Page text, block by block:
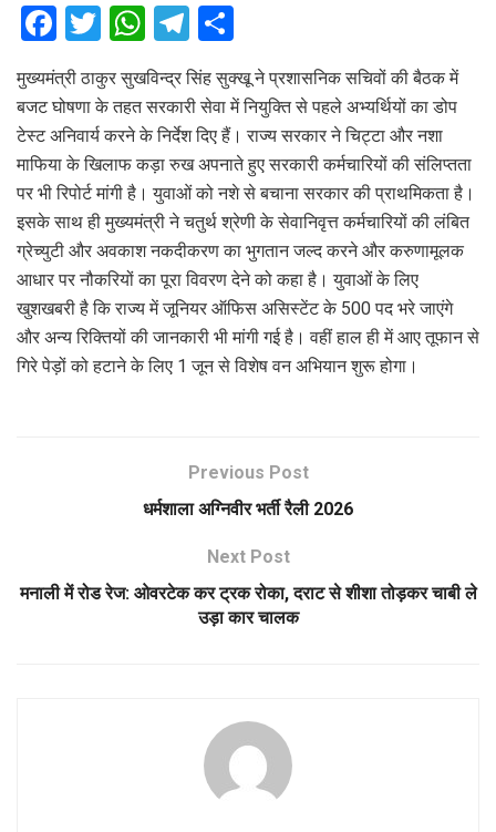
F
a
ce
b
o
o
k
T
tt
er
W
h
at
s
A
p
p
T
el
e
gr
a
m
ar
e
मुख्यमंत्री ठाकुर सुखविन्द्र सिंह सुक्खू ने प्रशासनिक सचिवों की बैठक में
बजट घोषणा के तहत सरकारी सेवा में नियुक्ति से पहले अभ्यर्थियों का डोप
टेस्ट अनिवार्य करने के निर्देश दिए हैं। राज्य सरकार ने चिट्टा और नशा
माफिया के खिलाफ कड़ा रुख अपनाते हुए सरकारी कर्मचारियों की संलिप्तता
पर भी रिपोर्ट मांगी है। युवाओं को नशे से बचाना सरकार की प्राथमिकता है।
इसके साथ ही मुख्यमंत्री ने चतुर्थ श्रेणी के सेवानिवृत्त कर्मचारियों की लंबित
ग्रेच्युटी और अवकाश नकदीकरण का भुगतान जल्द करने और करुणामूलक
आधार पर नौकरियों का पूरा विवरण देने को कहा है। युवाओं के लिए
खुशखबरी है कि राज्य में जूनियर ऑफिस असिस्टेंट के 500 पद भरे जाएंगे
और अन्य रिक्तियों की जानकारी भी मांगी गई है। वहीं हाल ही में आए तूफान से
गिरे पेड़ों को हटाने के लिए 1 जून से विशेष वन अभियान शुरू होगा।
Previous Post
धर्मशाला अग्निवीर भर्ती रैली 2026
Next Post
मनाली में रोड रेज: ओवरटेक कर ट्रक रोका, दराट से शीशा तोड़कर चाबी ले
उड़ा कार चालक